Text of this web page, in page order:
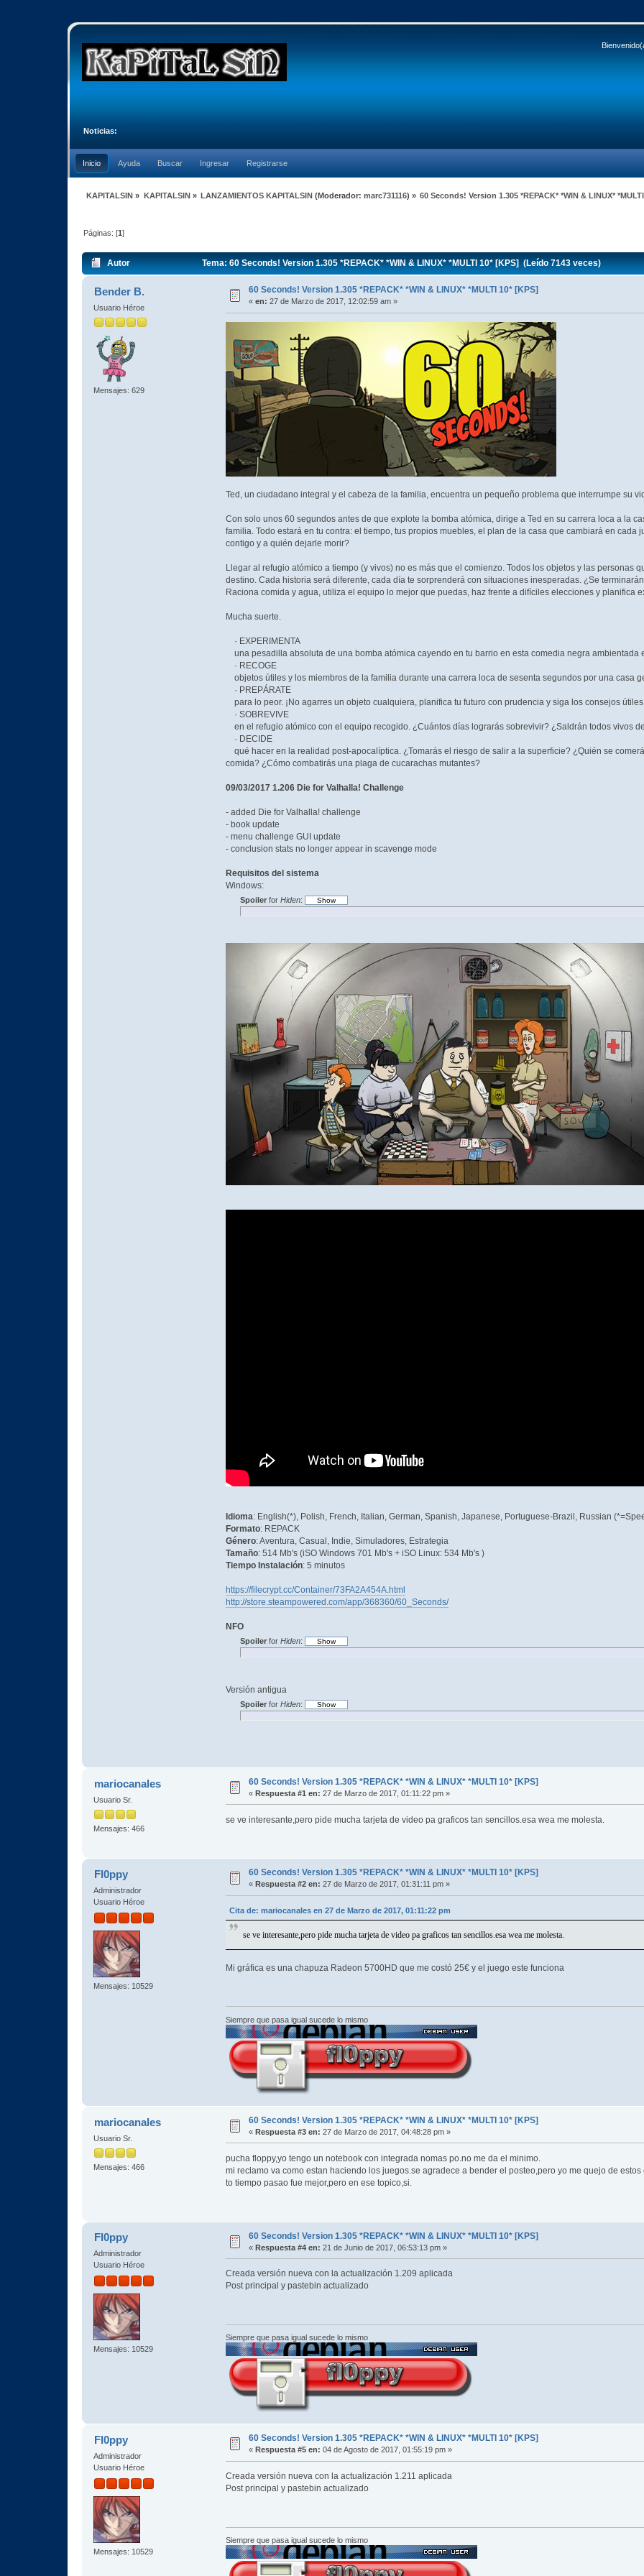
Noticias:
Inicio Ayuda Buscar Ingresar Registrarse
KAPITALSIN » KAPITALSIN» LANZAMIENTOS KAPITALSIN (Moderador:marc731116) » 60 Seconds! Version 1.305 *REPACK* *WIN & LINUX*
Páginas: [1]
Autor Tema: 60 Seconds! Version 1.305 *REPACK* *WIN & LINUX* *MULTI 10* [KPS] (Leído 7143 veces)
Bender B.
Usuario Héroe
Mensajes: 629
60 Seconds! Version 1.305 *REPACK* *WIN & LINUX* *MULTI 10* [KPS]
«en: 27 de Marzo de 2017, 12:02:59 am »
Ted, un ciudadano integral y el cabeza de la familia, encuentra un pequeño problema que interrumpe su
Con solo unos 60 segundos antes de que explote la bomba atómica, dirige a Ted en su carrera loca a la
familia. Todo estará en tu contra: el tiempo, tus propios muebles, el plan de la casa que cambiará en cada
contigo y a quién dejarle morir?
Llegar al refugio atómico a tiempo (y vivos) no es más que el comienzo. Todos los objetos y las personas
destino. Cada historia será diferente, cada día te sorprenderá con situaciones inesperadas. ¿Se
Raciona comida y agua, utiliza el equipo lo mejor que puedas, haz frente a difíciles elecciones y planifica
Mucha suerte.
· EXPERIMENTA
una pesadilla absoluta de una bomba atómica cayendo en tu barrio en esta comedia negra ambientada
· RECOGE
objetos útiles y los miembros de la familia durante una carrera loca de sesenta segundos por una casa
· PREPÁRATE
para lo peor. ¡No agarres un objeto cualquiera, planifica tu futuro con prudencia y siga los consejos
· SOBREVIVE
en el refugio atómico con el equipo recogido. ¿Cuántos días lograrás sobrevivir? ¿Saldrán todos vivos
· DECIDE
qué hacer en la realidad post-apocalíptica. ¿Tomarás el riesgo de salir a la superficie? ¿Quién se
comida? ¿Cómo combatirás una plaga de cucarachas mutantes?
09/03/2017 1.206 Die for Valhalla! Challenge
- added Die for Valhalla! challenge
- book update
- menu challenge GUI update
- conclusion stats no longer appear in scavenge mode
Requisitos del sistema
Windows:
Spoilerfor Hiden:
Idioma: English(*), Polish, French, Italian, German, Spanish, Japanese, Portuguese-Brazil, Russian
Formato: REPACK
Género: Aventura, Casual, Indie, Simuladores, Estrategia
Tamaño: 514 Mb's (iSO Windows 701 Mb's + iSO Linux: 534 Mb's )
Tiempo Instalación: 5 minutos
https://filecrypt.cc/Container/73FA2A454A.html
http://store.steampowered.com/app/368360/60_Seconds/
NFO
Spoilerfor Hiden:
Versión antigua
Spoilerfor Hiden:
mariocanales
Usuario Sr.
Mensajes: 466
60 Seconds! Version 1.305 *REPACK* *WIN & LINUX* *MULTI 10* [KPS]
«Respuesta #1 en: 27 de Marzo de 2017, 01:11:22 pm »
se ve interesante,pero pide mucha tarjeta de video pa graficos tan sencillos.esa wea me molesta.
Fl0ppy
Administrador
Usuario Héroe
Mensajes: 10529
60 Seconds! Version 1.305 *REPACK* *WIN & LINUX* *MULTI 10* [KPS]
« Respuesta #2 en: 27 de Marzo de 2017, 01:31:11 pm »
Cita de: mariocanales en 27 de Marzo de 2017, 01:11:22 pm
se ve interesante,pero pide mucha tarjeta de video pa graficos tan sencillos.esa wea me molesta.
Mi gráfica es una chapuza Radeon 5700HD que me costó 25€ y el juego este funciona
Siempre que pasa igual sucede lo mismo
mariocanales
Usuario Sr.
Mensajes: 466
60 Seconds! Version 1.305 *REPACK* *WIN & LINUX* *MULTI 10* [KPS]
«Respuesta #3 en: 27 de Marzo de 2017, 04:48:28 pm »
pucha floppy,yo tengo un notebook con integrada nomas po.no me da el minimo.
mi reclamo va como estan haciendo los juegos.se agradece a bender el posteo,pero yo me quejo de
to tiempo pasao fue mejor,pero en ese topico,si.
Fl0ppy
Administrador
Usuario Héroe
Mensajes: 10529
60 Seconds! Version 1.305 *REPACK* *WIN & LINUX* *MULTI 10* [KPS]
«Respuesta #4 en: 21 de Junio de 2017, 06:53:13 pm »
Creada versión nueva con la actualización 1.209 aplicada
Post principal y pastebin actualizado
Siempre que pasa igual sucede lo mismo
Fl0ppy
Administrador
Usuario Héroe
Mensajes: 10529
60 Seconds! Version 1.305 *REPACK* *WIN & LINUX* *MULTI 10* [KPS]
« Respuesta #5 en: 04 de Agosto de 2017, 01:55:19 pm »
Creada versión nueva con la actualización 1.211 aplicada
Post principal y pastebin actualizado
Siempre que pasa igual sucede lo mismo